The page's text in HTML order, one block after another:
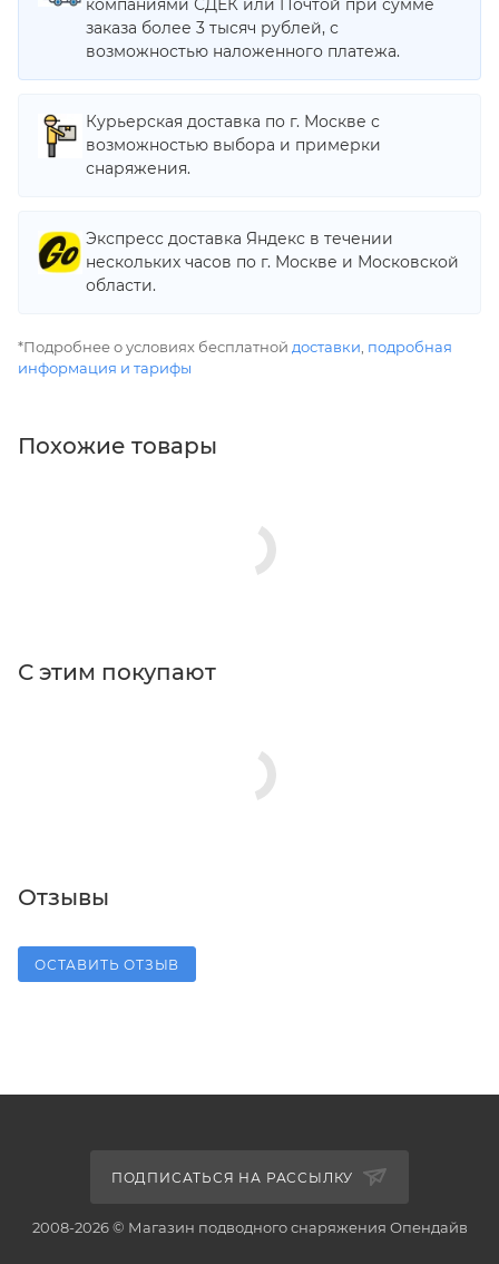
заказа более 3 тысяч рублей, с
возможностью наложенного платежа.
Курьерская доставка по г. Москве с
возможностью выбора и примерки
снаряжения.
Экспресс доставка Яндекс в течении
нескольких часов по г. Москве и Московской
области.
*Подробнее о условиях бесплатной доставки подробная
информация и тарифы
Похожие товары
С этим покупают
Отзывы
ОСТАВИТЬ ОТЗЫВ
ПОДПИСАТЬСЯ НА РАССЫЛКУ
2008-2026 © Магазин подводного снаряжения Опендайв